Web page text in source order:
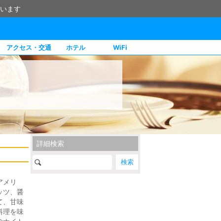
ます
アクセス・交通 ホテル WiFi
詳細検索
メリ
ツ、醤
、甘味
理を味